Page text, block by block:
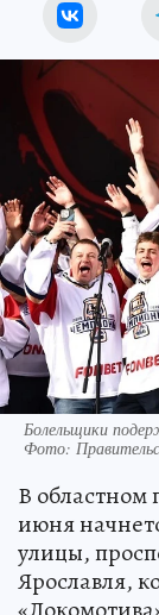
Болельщики
Фото:
В областном
июня
улицы,
Ярославля,